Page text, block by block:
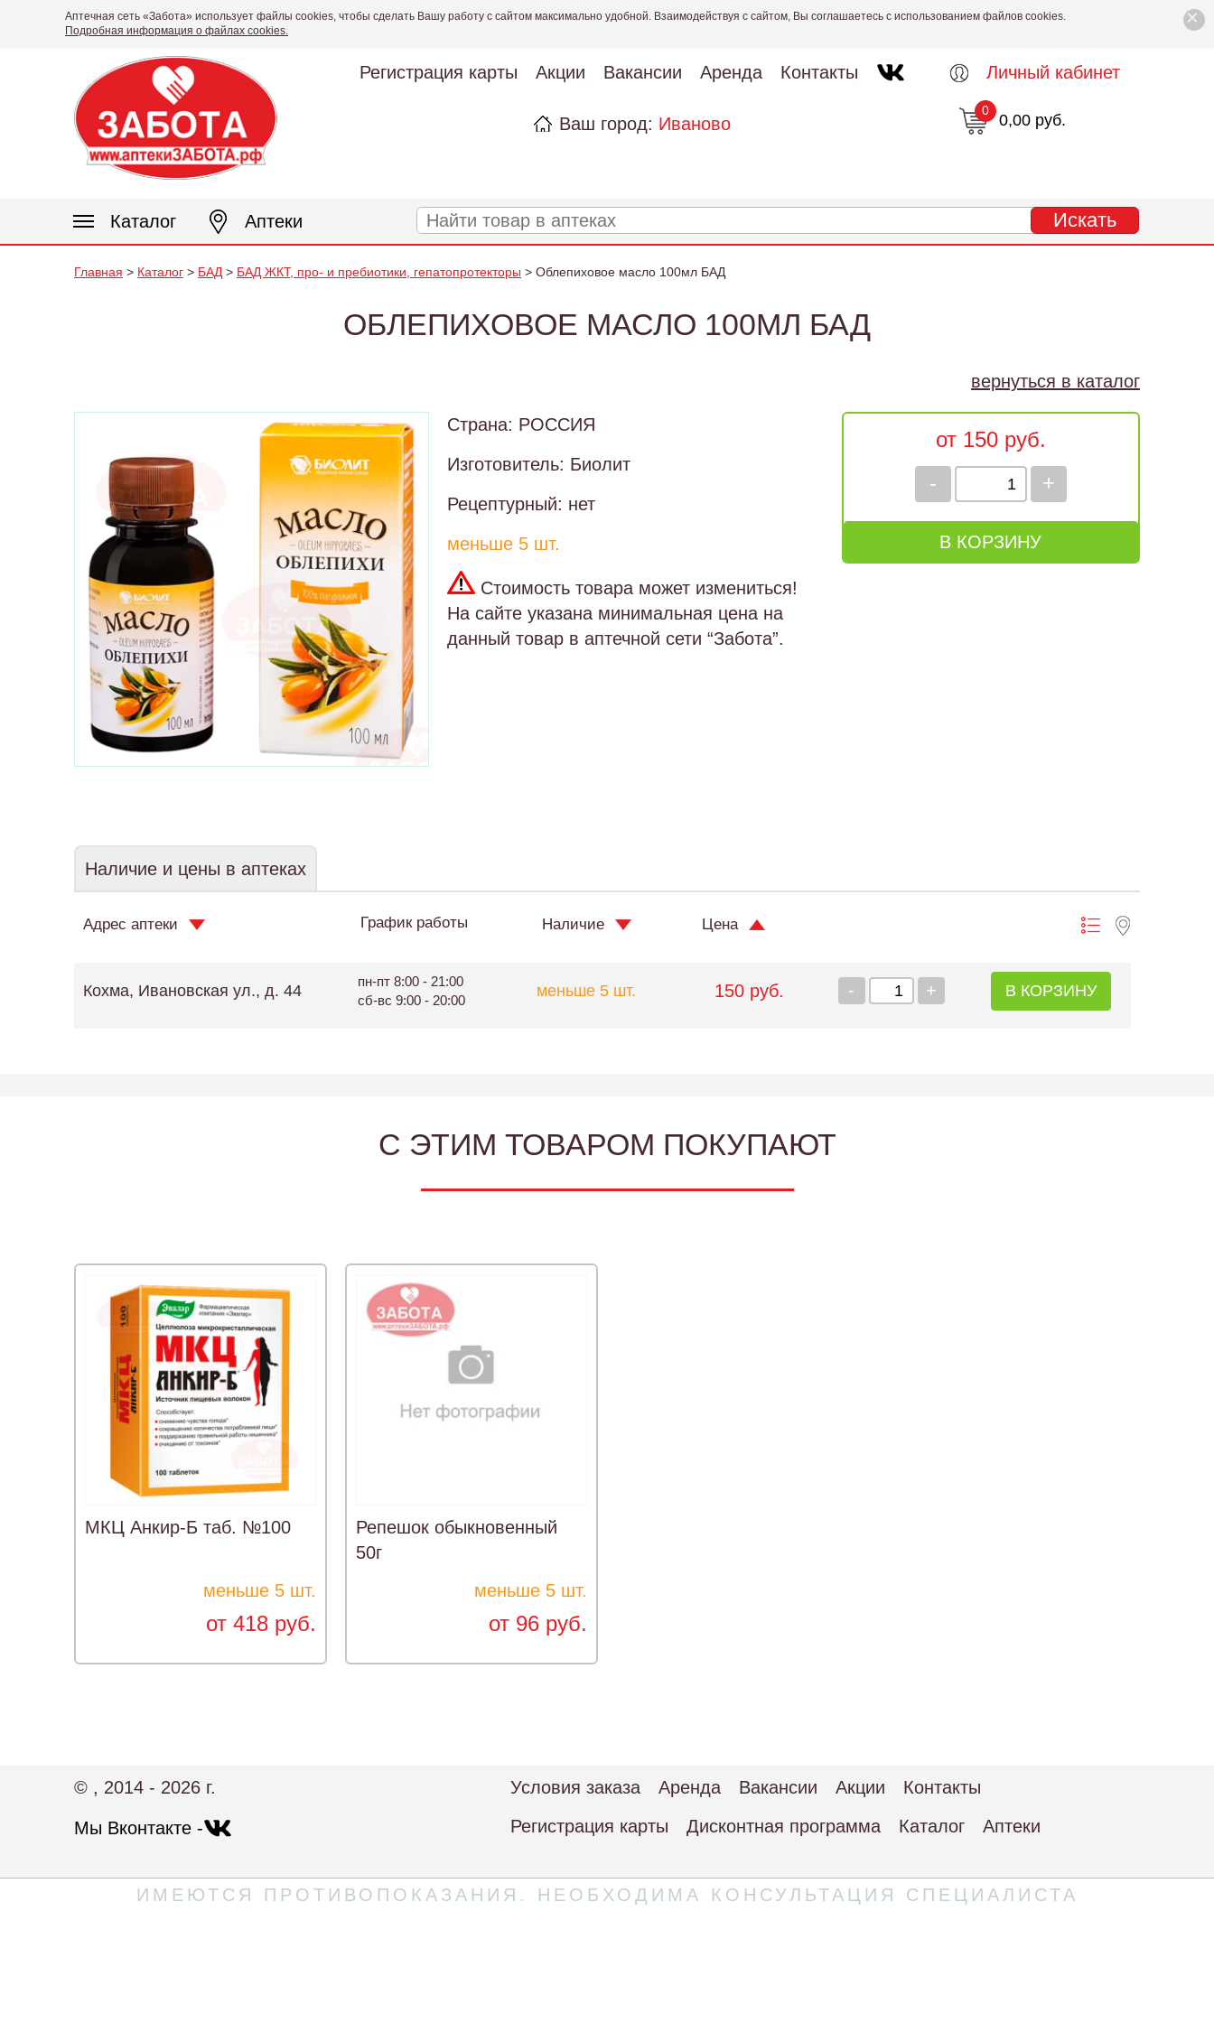
×
Аптечная сеть «Забота» использует файлы cookies, чтобы сделать Вашу работу с сайтом максимально удобной. Взаимодействуя с сайтом, Вы соглашаетесь с использованием файлов cookies.
Подробная информация о файлах cookies.
Регистрация карты Акции Вакансии Аренда Контакты
Ваш город: Иваново
Личный кабинет
0,00 руб.
0
Каталог Аптеки
Главная > Каталог > БАД > БАД ЖКТ, про- и пребиотики, гепатопротекторы > Облепиховое масло 100мл БАД
ОБЛЕПИХОВОЕ МАСЛО 100МЛ БАД
вернуться в каталог
Страна: РОССИЯ
Изготовитель: Биолит
Рецептурный: нет
меньше 5 шт.
Стоимость товара может измениться!
На сайте указана минимальная цена на
данный товар в аптечной сети “Забота”.
от 150 руб.
+
-
В КОРЗИНУ
Наличие и цены в аптеках
Адрес аптеки График работы Наличие Цена
Кохма, Ивановская ул., д. 44
пн-пт 8:00 - 21:00
сб-вс 9:00 - 20:00
меньше 5 шт. 150 руб. +
- В КОРЗИНУ
C ЭТИМ ТОВАРОМ ПОКУПАЮТ
МКЦ Анкир-Б таб. №100
меньше 5 шт.
от 418 руб.
Репешок обыкновенный
50г
меньше 5 шт.
от 96 руб.
© , 2014 - 2026 г.
Мы Вконтакте -
Условия заказа Аренда Вакансии Акции
Контакты
Регистрация карты
Дисконтная программа Каталог Аптеки
ИМЕЮТСЯ ПРОТИВОПОКАЗАНИЯ. НЕОБХОДИМА КОНСУЛЬТАЦИЯ СПЕЦИАЛИСТА